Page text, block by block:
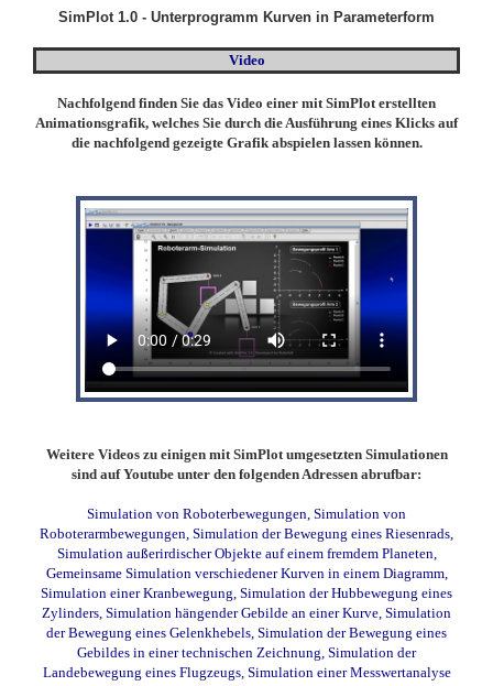
SimPlot 1.0 - Unterprogramm Kurven in Parameterform
Video
Nachfolgend finden Sie das Video einer mit SimPlot erstellten
Animationsgrafik, welches Sie durch die Ausführung eines Klicks auf
die nachfolgend gezeigte Grafik abspielen lassen können.
Weitere Videos zu einigen mit SimPlot umgesetzten Simulationen
sind auf Youtube unter den folgenden Adressen abrufbar:
Simulation von Roboterbewegungen Simulation von
Roboterarmbewegungen Simulation der Bewegung eines Riesenrads
Simulation außerirdischer Objekte auf einem fremdem Planeten
Gemeinsame Simulation verschiedener Kurven in einem Diagramm,
Simulation einer Kranbewegung Simulation der Hubbewegung eines
Zylinders Simulation hängender Gebilde an einer Kurve Simulation
der Bewegung eines Gelenkhebels Simulation der Bewegung eines
Gebildes in einer technischen Zeichnung Simulation der
Landebewegung eines Flugzeugs, Simulation einer Messwertanalyse